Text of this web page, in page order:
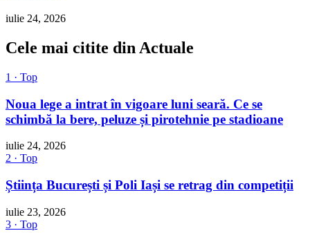
iulie 24, 2026
Cele mai citite din Actuale
1 · Top
Noua lege a intrat în vigoare luni seară. Ce se
schimbă la bere, peluze și pirotehnie pe stadioane
iulie 24, 2026
2 · Top
Știința București și Poli Iași se retrag din competiții
iulie 23, 2026
3 · Top